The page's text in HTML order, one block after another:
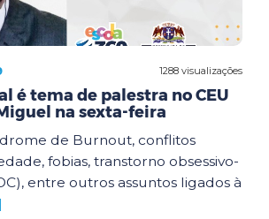
1288 visualizações
é tema de palestra no CEU
na sexta-feira
de Burnout, conflitos
fobias, transtorno obsessivo-
entre outros assuntos ligados à